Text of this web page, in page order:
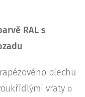
RAL s
plechu
vraty o